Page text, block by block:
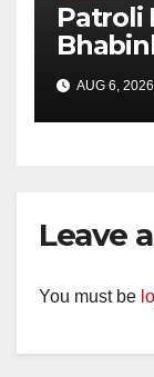
Patroli
Pilar
Diajak
AUG 6, 2026
Leave
You must be